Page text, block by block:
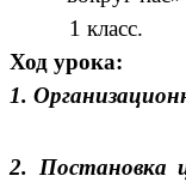
1 класс.
Ход урока:
1.
2. Постановка